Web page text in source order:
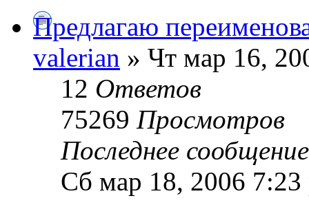
Предлагаю
valerian » Чт мар 16,
12 Ответов
75269 Просмотров
Последнее
Сб мар 18, 2006 7:23